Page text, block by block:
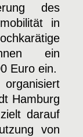
des
in
ein
Euro ein.
Hamburg
darauf
von